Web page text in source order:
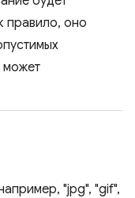
правило, оно
может
"jpg", "gif",